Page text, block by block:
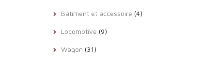
Bâtiment et accessoire (4)
Locomotive (9)
Wagon (31)